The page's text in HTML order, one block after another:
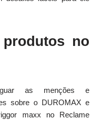
no
as menções e
sobre o DUROMAX e
maxx no Reclame